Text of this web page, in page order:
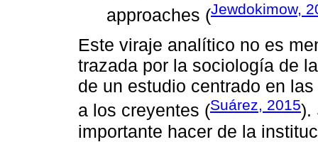
approaches (Jewdokimow,
Este viraje analítico no es
trazada por la sociología de
de un estudio centrado en
a los creyentes (Suárez, 2015).
importante hacer de la